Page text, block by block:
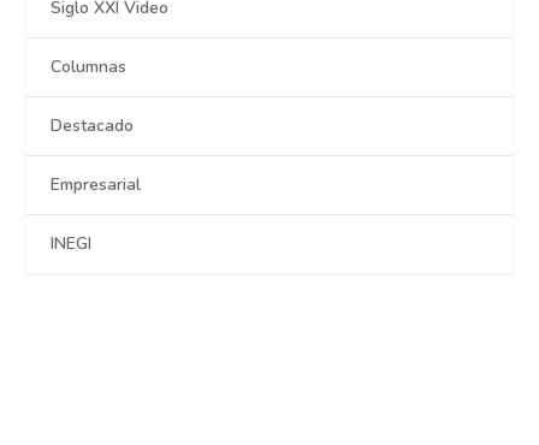
Siglo XXI Video
Columnas
Destacado
Empresarial
INEGI